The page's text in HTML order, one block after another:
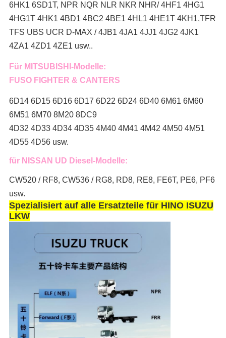
6HK1 6SD1T, NPR NQR NLR NKR NHR/ 4HF1 4HG1
4HG1T 4HK1 4BD1 4BC2 4BE1 4HL1 4HE1T 4KH1,TFR
TFS UBS UCR D-MAX / 4JB1 4JA1 4JJ1 4JG2 4JK1
4ZA1 4ZD1 4ZE1 usw..
Für MITSUBISHI-Modelle:
FUSO FIGHTER & CANTERS
6D14 6D15 6D16 6D17 6D22 6D24 6D40 6M61 6M60
6M51 6M70 8M20 8DC9
4D32 4D33 4D34 4D35 4M40 4M41 4M42 4M50 4M51
4D55 4D56 usw.
für NISSAN UD Diesel-Modelle:
CW520 / RF8, CW536 / RG8, RD8, RE8, FE6T, PE6, PF6
usw.
Spezialisiert auf alle Ersatzteile für HINO ISUZU
LKW